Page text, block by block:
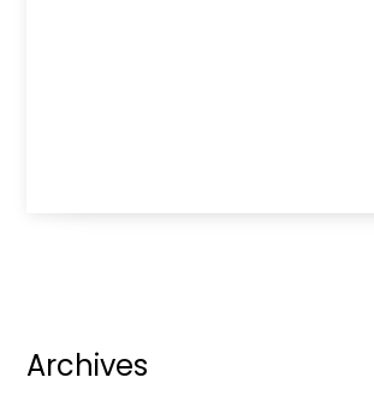
Archives